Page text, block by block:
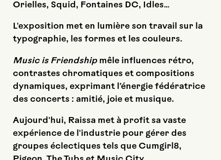
Orielles, Squid, Fontaines DC, Idles…
L'exposition met en lumière son travail sur la
typographie, les formes et les couleurs.
Music is Friendship mêle influences rétro,
contrastes chromatiques et compositions
dynamiques, exprimant l’énergie fédératrice
des concerts : amitié, joie et musique.
Aujourd'hui, Raissa met à profit sa vaste
expérience de l'industrie pour gérer des
groupes éclectiques tels que Cumgirl8,